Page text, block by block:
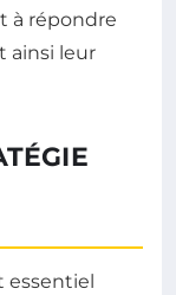
à répondre
ainsi leur
essentiel